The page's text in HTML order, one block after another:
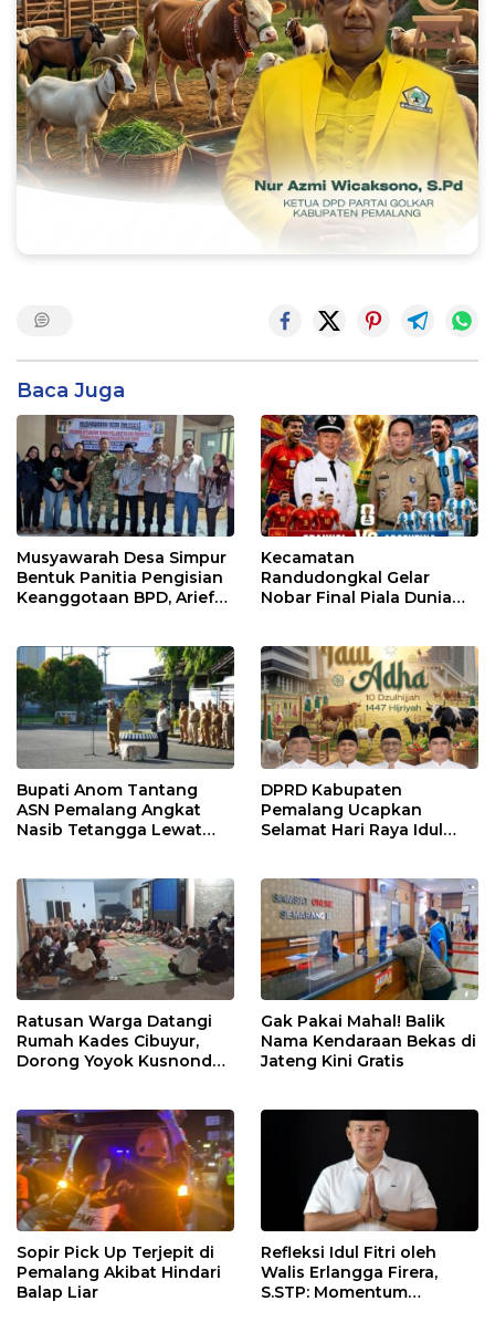
Baca Juga
Musyawarah Desa Simpur
Bentuk Panitia Pengisian
Keanggotaan BPD, Arief
Kecamatan
Randudongkal Gelar
Nobar Final Piala Dunia
Bupati Anom Tantang
ASN Pemalang Angkat
Nasib Tetangga Lewat
DPRD Kabupaten
Pemalang Ucapkan
Selamat Hari Raya Idul
Ratusan Warga Datangi
Rumah Kades Cibuyur,
Dorong Yoyok Kusnondo
Gak Pakai Mahal! Balik
Nama Kendaraan Bekas di
Jateng Kini Gratis
Sopir Pick Up Terjepit di
Pemalang Akibat Hindari
Balap Liar
Refleksi Idul Fitri oleh
Walis Erlangga Firera,
S.STP: Momentum